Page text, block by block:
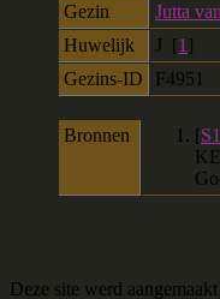
Gezin
Jutta
Huwelijk
J [1]
Gezins-ID
F4951
Bronnen [
Deze site werd